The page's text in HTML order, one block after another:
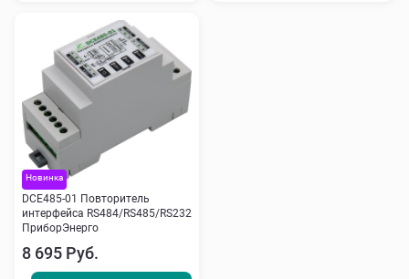
Новинка
DCE485-01 Повторитель
интерфейса RS484/RS485/RS232
ПриборЭнерго
8 695 Руб.